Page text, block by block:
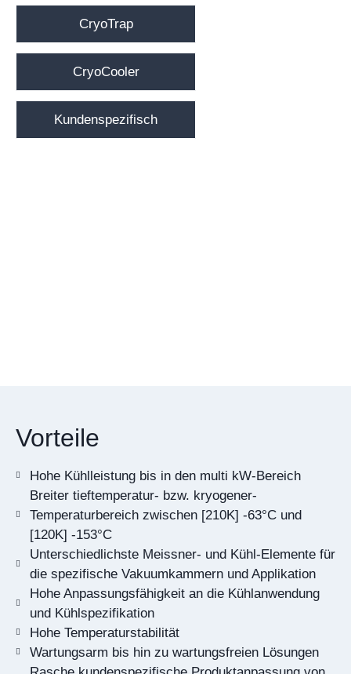
CryoTrap
CryoCooler
Kundenspezifisch
Vorteile
Hohe Kühlleistung bis in den multi kW-Bereich
Breiter tieftemperatur- bzw. kryogener-
Temperaturbereich zwischen [210K] -63°C und
[120K] -153°C
Unterschiedlichste Meissner- und Kühl-Elemente für
die spezifische Vakuumkammern und Applikation
Hohe Anpassungsfähigkeit an die Kühlanwendung
und Kühlspezifikation
Hohe Temperaturstabilität
Wartungsarm bis hin zu wartungsfreien Lösungen